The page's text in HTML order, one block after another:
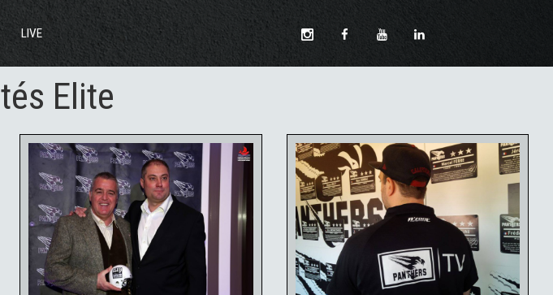
LIVE
Elite
Actualités du Club
26 février
2016
Actualités du Club
26 février
2016